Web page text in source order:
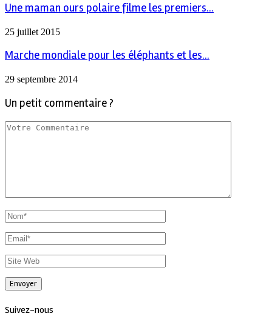
Une maman ours polaire filme les premiers...
25 juillet 2015
Marche mondiale pour les éléphants et les...
29 septembre 2014
Un petit commentaire ?
Suivez-nous